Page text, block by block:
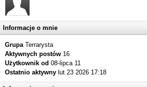
Informacje o mnie
GrupaTerrarysta
Aktywnych postów 16
Użytkownik od 08-lipca 11
Ostatnio aktywny lut 23 2026 17:18